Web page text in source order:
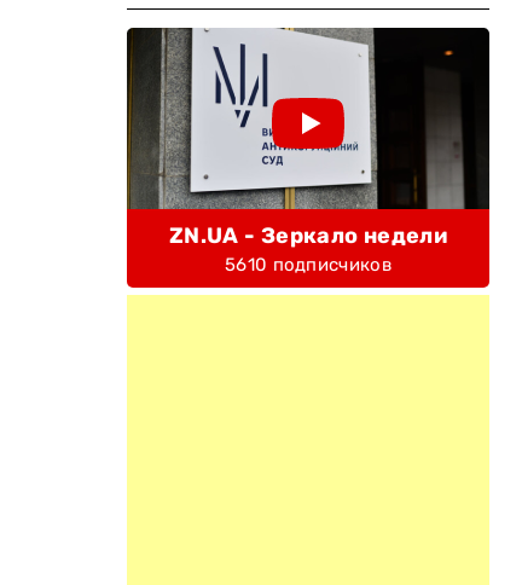
ZN.UA - Зеркало недели
5610 подписчиков